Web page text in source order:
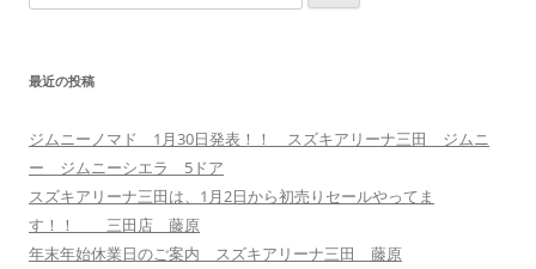
索:
最近の投稿
ジムニーノマド 1月30日発表！！ スズキアリーナ三田 ジムニ
ー ジムニーシエラ 5ドア
スズキアリーナ三田は、1月2日から初売りセールやってま
す！！ 三田店 藤原
年末年始休業日のご案内 スズキアリーナ三田 藤原